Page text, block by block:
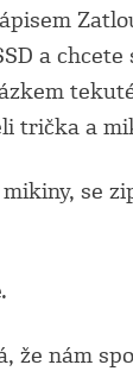
a
trička a
se
že nám